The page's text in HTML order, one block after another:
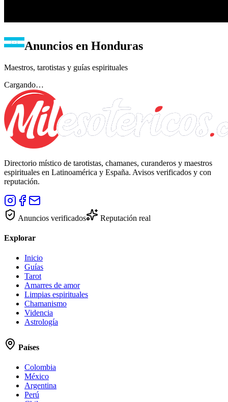
Anuncios en Honduras
Maestros, tarotistas y guías espirituales
Cargando…
Directorio místico de tarotistas, chamanes, curanderos y maestros
espirituales en Latinoamérica y España. Avisos verificados y con
reputación.
Anuncios verificados Reputación real
Explorar
Inicio
Guías
Tarot
Amarres de amor
Limpias espirituales
Chamanismo
Videncia
Astrología
Países
Colombia
México
Argentina
Perú